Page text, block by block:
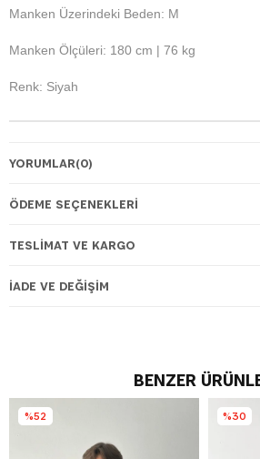
Manken Üzerindeki Beden: M
Manken Ölçüleri: 180 cm | 76 kg
Renk: Siyah
YORUMLAR(0)
ÖDEME SEÇENEKLERI
TESLIMAT VE KARGO
İADE VE DEĞIŞIM
BENZER
%52 %30